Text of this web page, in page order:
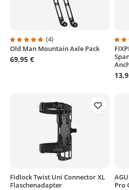
Durchschnittliche Bewertung von
(4)
Old Man Mountain Axle Pack
69,95 €
Fidlock Twist Uni Connector XL
Flaschenadapter
Pro